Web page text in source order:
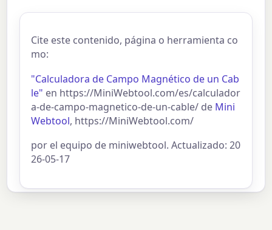
Cite este contenido, página o herramienta co
mo:
"Calculadora de Campo Magnético de un Cab
le" en https://MiniWebtool.com/es/calculador
a-de-campo-magnetico-de-un-cable/ de Mini
Webtool, https://MiniWebtool.com/
por el equipo de miniwebtool. Actualizado: 20
26-05-17